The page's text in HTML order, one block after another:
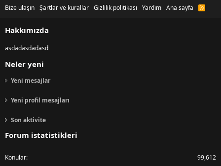
Bize ulaşın Şartlar ve kurallar Gizlilik politikası Yardım Ana sayfa
R
Hakkımızda
asdadasdadasd
Neler yeni
Yeni mesajlar
Yeni profil mesajları
Son aktivite
Forum istatistikleri
Konular 99,612